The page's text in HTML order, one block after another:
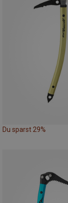
Du sparst 29%